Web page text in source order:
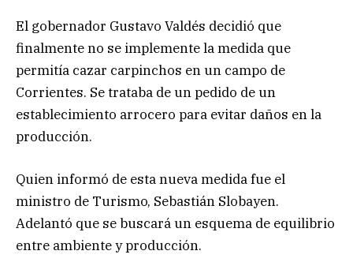
El gobernador Gustavo Valdés decidió que
finalmente no se implemente la medida que
permitía cazar carpinchos en un campo de
Corrientes. Se trataba de un pedido de un
establecimiento arrocero para evitar daños en la
producción.
Quien informó de esta nueva medida fue el
ministro de Turismo, Sebastián Slobayen.
Adelantó que se buscará un esquema de equilibrio
entre ambiente y producción.